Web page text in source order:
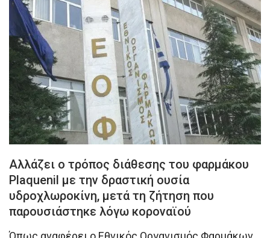
Αλλάζει ο τρόπος διάθεσης του φαρμάκου
Plaquenil με την δραστική ουσία
υδροχλωροκίνη, μετά τη ζήτηση που
παρουσιάστηκε λόγω κοροναϊού